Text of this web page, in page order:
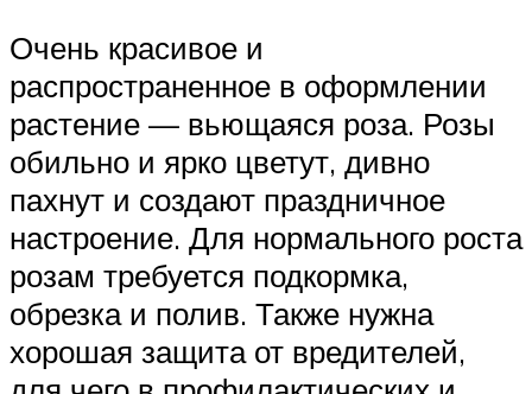
Очень красивое и
распространенное в оформлении
растение — вьющаяся роза. Розы
обильно и ярко цветут, дивно
пахнут и создают праздничное
настроение. Для нормального роста
розам требуется подкормка,
обрезка и полив. Также нужна
хорошая защита от вредителей,